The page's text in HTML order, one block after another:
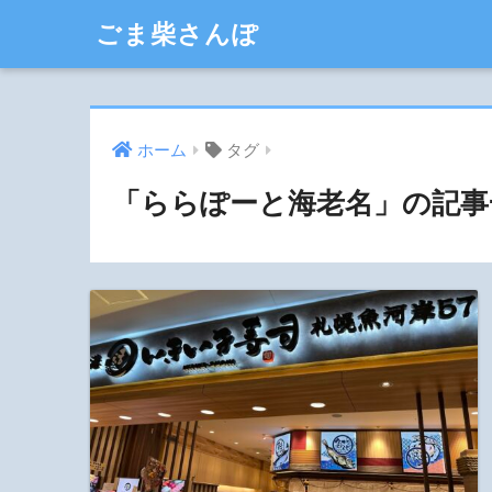
ごま柴さんぽ
ホーム タグ
「ららぽーと海老名」の記